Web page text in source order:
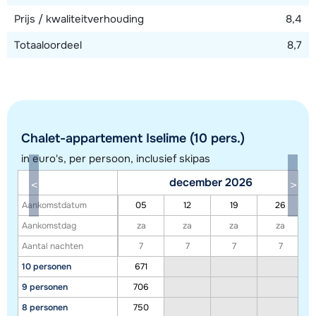
Toon alle accommodaties in dit gebied
Deze kaart geeft een indicatie van de ligging van onze accommodaties. De
exacte locatie kan enigszins afwijken.
Prijs / kwaliteitverhouding
8,4
Totaaloordeel
8,7
Chalet-appartement Iselime (10 pers.)
in euro's, per persoon, inclusief skipas
Aankomstdatum
Aankomstdag
Aantal nachten
10 personen
9 personen
8 personen
december 2026
05 12 19
26
za
za za
za
7
7 7
7
671
706
750